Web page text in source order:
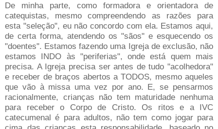
De minha parte, como formadora e orientadora de
catequistas, mesmo compreendendo as razões para
esta "seleção", eu não concordo com ela. Estamos aqui,
de certa forma, atendendo os "sãos" e esquecendo os
"doentes". Estamos fazendo uma Igreja de exclusão, não
estamos INDO às "periferias", onde está quem mais
precisa. A Igreja precisa ser antes de tudo "acolhedora"
e receber de braços abertos a TODOS, mesmo aqueles
que vão à missa uma vez por ano. E, se pensarmos
racionalmente, crianças não tem maturidade nenhuma
para receber o Corpo de Cristo. Os ritos e a IVC
catecumenal é para adultos, não tem como jogar para